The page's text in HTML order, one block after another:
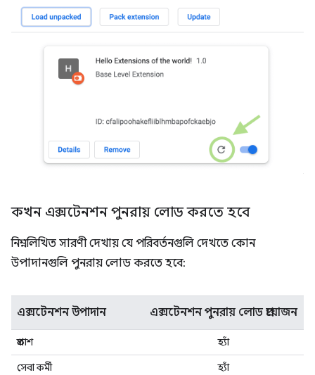
কখন এক্সটেনশন পুনরায় লোড করতে হবে
নিম্নলিখিত সারণী দেখায় যে পরিবর্তনগুলি দেখতে কোন
উপাদানগুলি পুনরায় লোড করতে হবে:
এক্সটেনশন উপাদান এক্সটেনশন পুনরায় লোড প্রয়োজন
প্রকাশ
হ্যাঁ
সেবা কর্মী
হ্যাঁ